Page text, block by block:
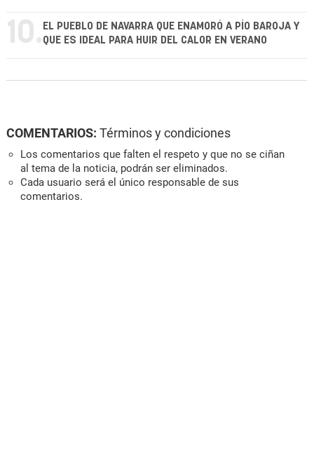
10. EL PUEBLO DE NAVARRA QUE ENAMORÓ A PÍO BAROJA Y
QUE ES IDEAL PARA HUIR DEL CALOR EN VERANO
COMENTARIOS: Términos y condiciones
Los comentarios que falten el respeto y que no se ciñan
al tema de la noticia, podrán ser eliminados.
Cada usuario será el único responsable de sus
comentarios.